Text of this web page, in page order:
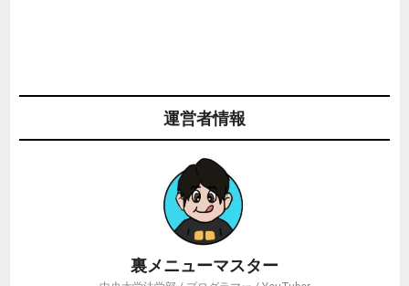
運営者情報
裏メニューマスター